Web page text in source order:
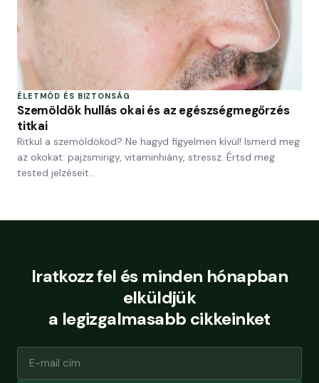
ÉLETMÓD ÉS BIZTONSÁG
Szemöldök hullás okai és az egészségmegőrzés
titkai
Ritkul a szemöldököd? Ne hagyd figyelmen kívül! Ismerd meg
az okokat: pajzsmirigy, vitaminhiány, stressz. Értsd meg
tested jelzéseit…
Iratkozz fel és minden hónapban
elküldjük
a legizgalmasabb cikkeinket